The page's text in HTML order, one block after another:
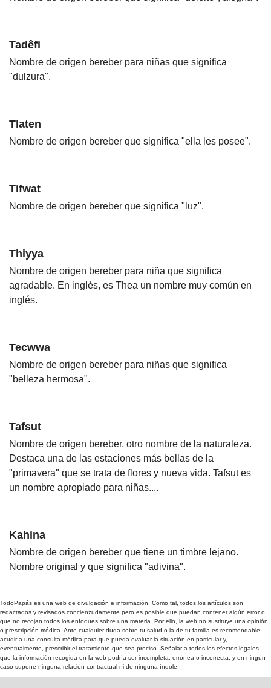
Tadêfi
Nombre de origen bereber para niñas que significa
"dulzura".
Tlaten
Nombre de origen bereber que significa "ella les posee".
Tifwat
Nombre de origen bereber que significa "luz".
Thiyya
Nombre de origen bereber para niña que significa
agradable. En inglés, es Thea un nombre muy común en
inglés.
Tecwwa
Nombre de origen bereber para niñas que significa
"belleza hermosa".
Tafsut
Nombre de origen bereber, otro nombre de la naturaleza.
Destaca una de las estaciones más bellas de la
"primavera" que se trata de flores y nueva vida. Tafsut es
un nombre apropiado para niñas....
Kahina
Nombre de origen bereber que tiene un timbre lejano.
Nombre original y que significa "adivina".
TodoPapás es una web de divulgación e información. Como tal, todos los artículos son
redactados y revisados concienzudamente pero es posible que puedan contener algún error o
que no recojan todos los enfoques sobre una materia. Por ello, la web no sustituye una opinión
o prescripción médica. Ante cualquier duda sobre tu salud o la de tu familia es recomendable
acudir a una consulta médica para que pueda evaluar la situación en particular y,
eventualmente, prescribir el tratamiento que sea preciso. Señalar a todos los efectos legales
que la información recogida en la web podría ser incompleta, errónea o incorrecta, y en ningún
caso supone ninguna relación contractual ni de ninguna índole.